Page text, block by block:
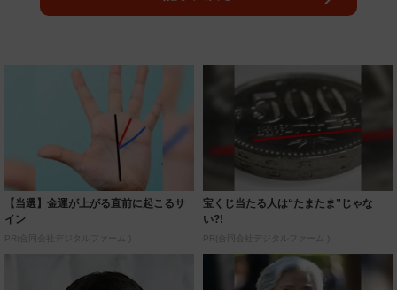
【当選】金運が上がる直前に起こるサ
イン
PR(合同会社デジタルファーム )
宝くじ当たる人は“たまたま”じゃな
い?!
PR(合同会社デジタルファーム )